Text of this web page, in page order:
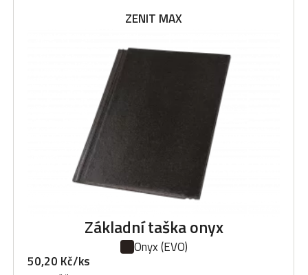
ZENIT MAX
Základní taška onyx
Onyx(EVO)
50,20 Kč/ks